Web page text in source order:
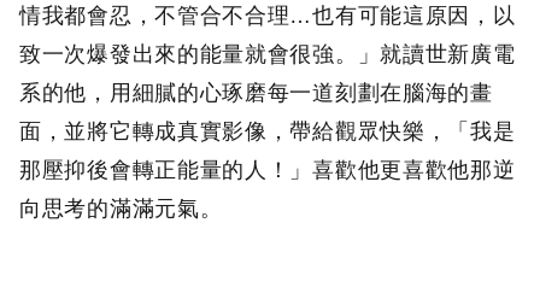
情我都會忍，不管合不合理…也有可能這原因，以
致一次爆發出來的能量就會很強。」就讀世新廣電
系的他，用細膩的心琢磨每一道刻劃在腦海的畫
面，並將它轉成真實影像，帶給觀眾快樂，「我是
那壓抑後會轉正能量的人！」喜歡他更喜歡他那逆
向思考的滿滿元氣。